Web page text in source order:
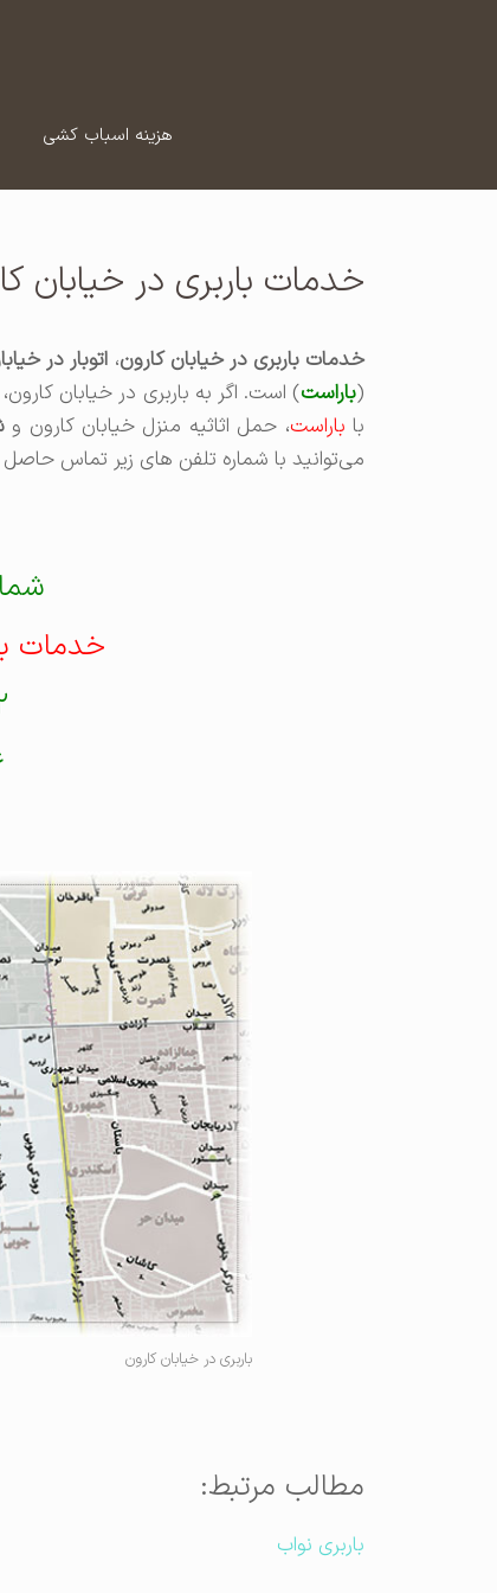
هزینه اسباب کشی
خدمات باربری در خیابان
خدمات باربری در خیابان کارون، اتوبار در
(باراست) است. اگر به باربری در خیابان
با باراست، حمل اثاثیه منزل خیابان کارون و
می‌توانید با شماره تلفن های زیر تماس حاصل
خدمات
باربری در خیابان کارون
مطالب مرتبط:
باربری نواب